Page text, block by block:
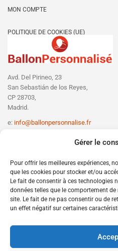
Gérer le
Pour offrir les meilleures expériences,
que les cookies pour stocker et/ou
Le fait de consentir à ces technologies
données telles que le comportement
site. Le fait de ne pas consentir ou de
un effet négatif sur certaines
MON COMPTE
POLITIQUE DE COOKIES (UE)
Avd. Del Pirineo, 23
San Sebastián de los Reyes,
CP 28703,
Madrid.
e: info@ballonpersonnalise.fr